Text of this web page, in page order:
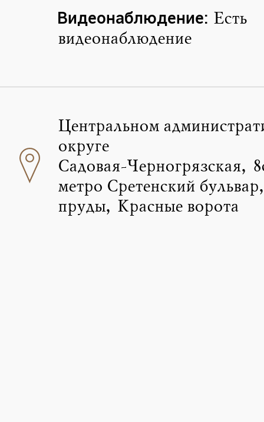
Видеонаблюдение: Есть
видеонаблюдение
Центральном
округе
Садовая-Черногрязская,
метро Сретенский
пруды, Красные ворота